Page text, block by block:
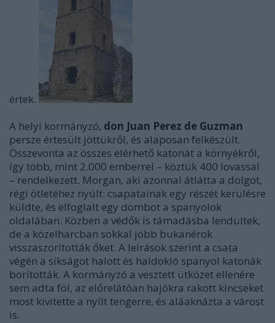
értek.
A helyi kormányzó, don Juan Perez de Guzman
persze értesült jöttükről, és alaposan felkészült.
Összevonta az összes elérhető katonát a környékről,
így több, mint 2.000 emberrel – köztük 400 lovassal
– rendelkezett. Morgan, aki azonnal átlátta a dolgot,
régi ötletéhez nyúlt: csapatainak egy részét kerülésre
küldte, és elfoglalt egy dombot a spanyolok
oldalában. Közben a védők is támadásba lendültek,
de a közelharcban sokkal jobb bukanérok
visszaszorították őket. A leírások szerint a csata
végén a síkságot halott és haldokló spanyol katonák
borították. A kormányzó a vesztett ütközet ellenére
sem adta föl, az előrelátóan hajókra rakott kincseket
most kivitette a nyílt tengerre, és aláaknázta a várost
is.